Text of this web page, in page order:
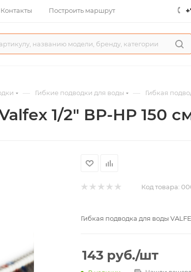
Контакты Построить маршрут
— Гибкие подводки для воды — Гибкая
1/2" ВР-НР 150
Код товара:
Гибкая подводка для воды
143 руб./шт